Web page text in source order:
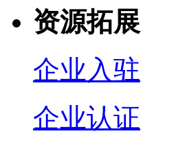
资源拓展
企业入驻
企业认证